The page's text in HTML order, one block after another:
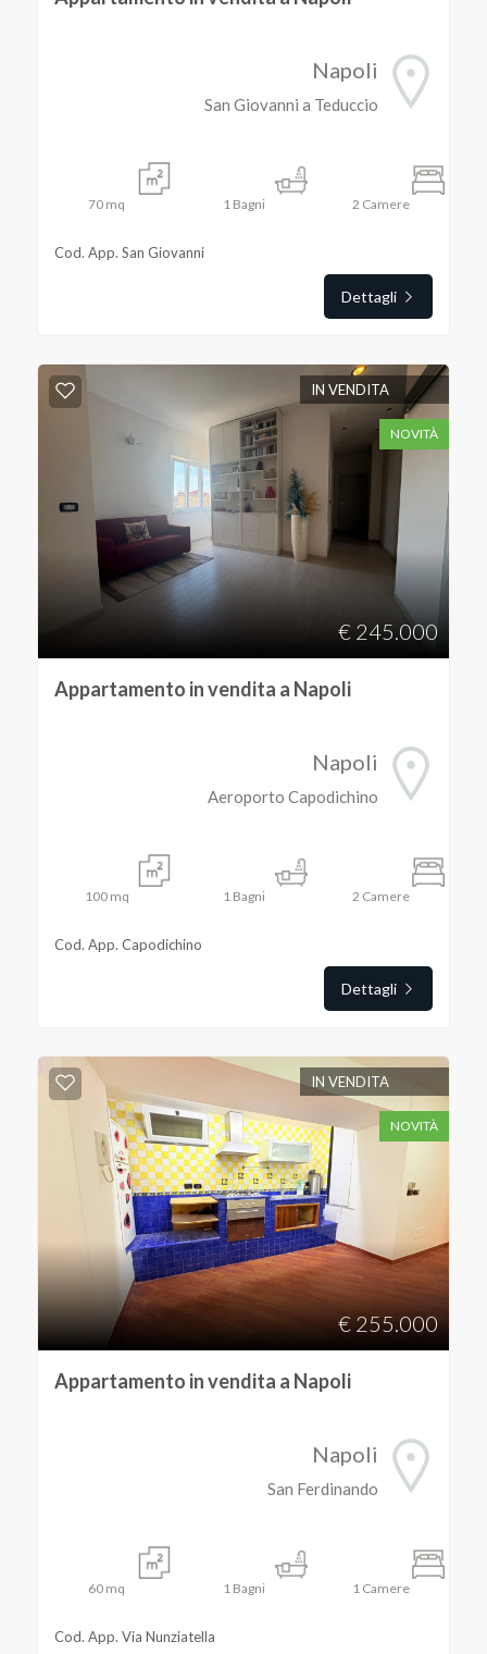
Napoli
San Giovanni a Teduccio
70 mq 1Bagni 2 Camere
Cod. App. San Giovanni
Dettagli
IN VENDITA
NOVITÀ
€ 245.000
Appartamento in vendita a Napoli
Napoli
Aeroporto Capodichino
100mq 1Bagni 2 Camere
Cod. App. Capodichino
Dettagli
IN VENDITA
NOVITÀ
€ 255.000
Appartamento in vendita a Napoli
Napoli
San Ferdinando
60 mq 1Bagni 1Camere
Cod. App. Via Nunziatella